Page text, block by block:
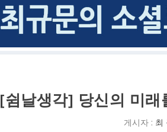
[쉼날생각] 당신의 미
게시자 : 최